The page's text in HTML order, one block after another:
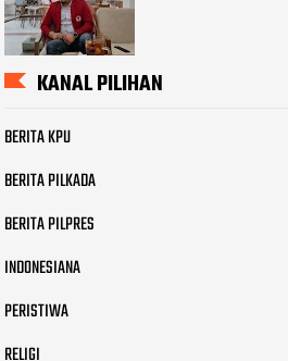
KANAL PILIHAN
BERITA KPU
BERITA PILKADA
BERITA PILPRES
INDONESIANA
PERISTIWA
RELIGI